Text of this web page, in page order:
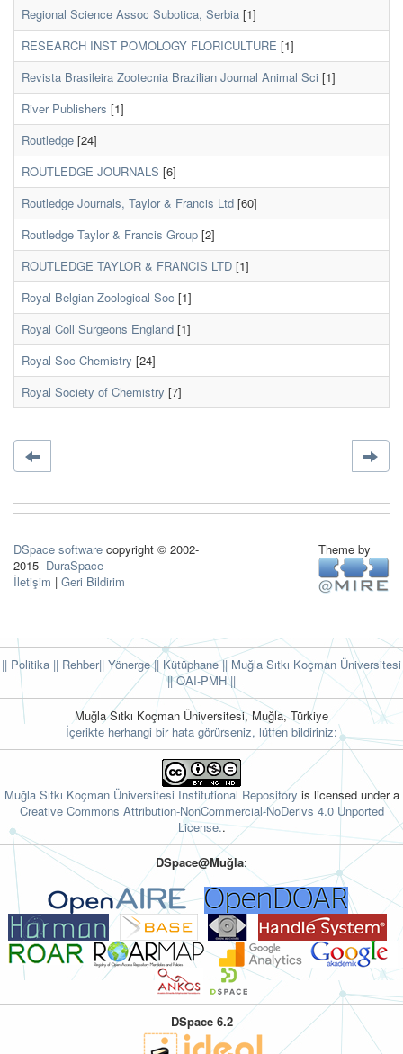
Regional Science Assoc Subotica, Serbia [1]
RESEARCH INST POMOLOGY FLORICULTURE [1]
Revista Brasileira Zootecnia Brazilian Journal Animal Sci [1]
River Publishers [1]
Routledge [24]
ROUTLEDGE JOURNALS [6]
Routledge Journals, Taylor & Francis Ltd [60]
Routledge Taylor & Francis Group [2]
ROUTLEDGE TAYLOR & FRANCIS LTD [1]
Royal Belgian Zoological Soc [1]
Royal Coll Surgeons England [1]
Royal Soc Chemistry [24]
Royal Society of Chemistry [7]
DSpace software copyright © 2002-
2015 DuraSpace
İletişim | Geri Bildirim
Theme by
|| Politika || Rehber|| Yönerge|| Kütüphane|| Muğla Sıtkı Koçman Üniversitesi
||OAI-PMH ||
Muğla Sıtkı Koçman Üniversitesi, Muğla, Türkiye
İçerikte herhangi bir hata görürseniz, lütfen bildiriniz:
Muğla Sıtkı Koçman Üniversitesi Institutional Repository is licensed under a
Creative Commons Attribution-NonCommercial-NoDerivs 4.0 Unported
License..
DSpace@Muğla:
DSpace 6.2